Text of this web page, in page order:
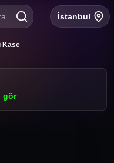
İstanbul
Kase
gör